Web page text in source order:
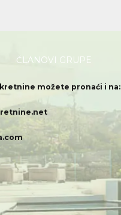
ČLANOVI GRUPE
možete pronaći i na: